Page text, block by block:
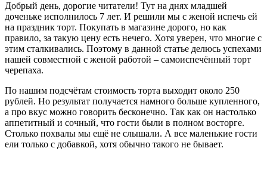
Добрый день, дорогие читатели! Тут на днях младшей
доченьке исполнилось 7 лет. И решили мы с женой испечь ей
на праздник торт. Покупать в магазине дорого, но как
правило, за такую цену есть нечего. Хотя уверен, что многие с
этим сталкивались. Поэтому в данной статье делюсь успехами
нашей совместной с женой работой – самоиспечённый торт
черепаха.
По нашим подсчётам стоимость торта выходит около 250
рублей. Но результат получается намного больше купленного,
а про вкус можно говорить бесконечно. Так как он настолько
аппетитный и сочный, что гости были в полном восторге.
Столько похвалы мы ещё не слышали. А все маленькие гости
ели только с добавкой, хотя обычно такого не бывает.